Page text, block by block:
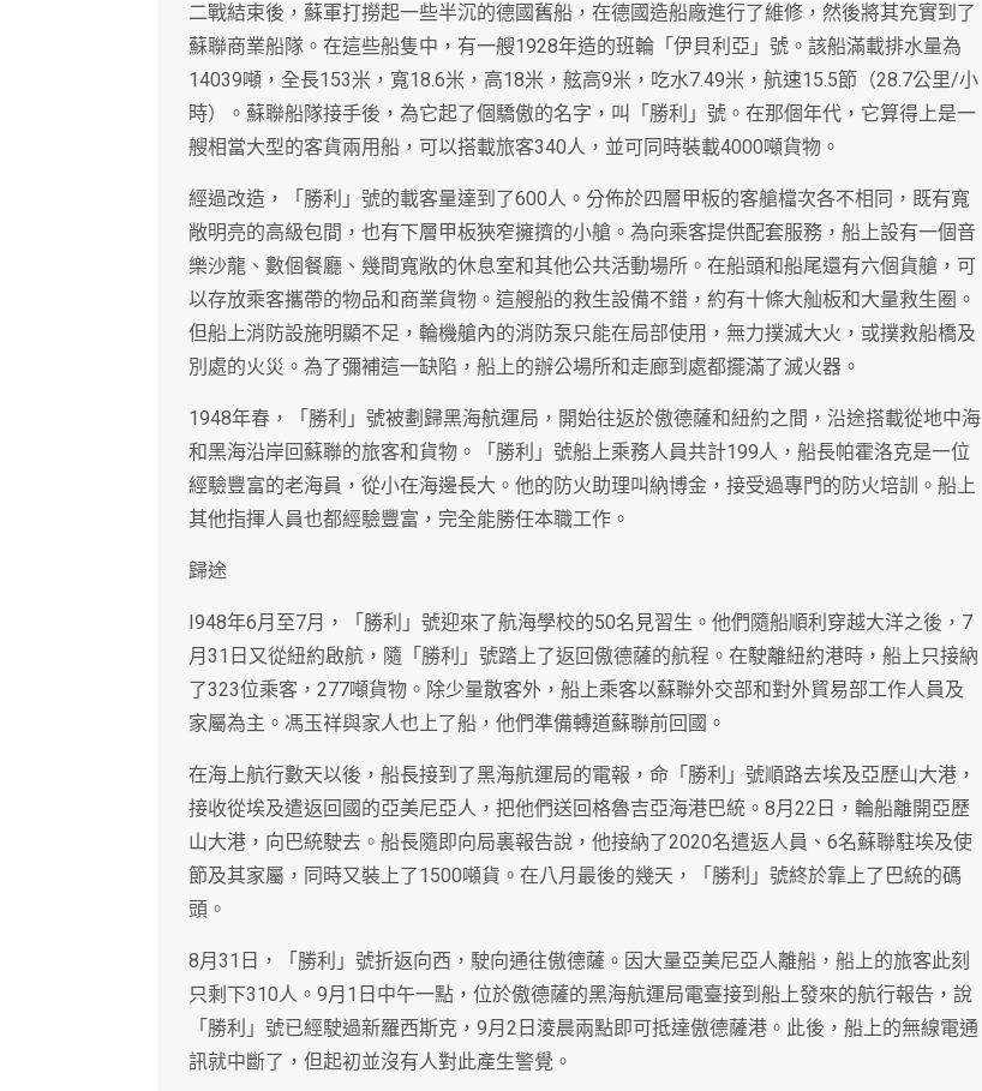
二戰結束後，蘇軍打撈起一些半沉的德國舊船，在德國造船廠進行了維修，然後將其充實到了
蘇聯商業船隊。在這些船隻中，有一艘1928年造的班輪「伊貝利亞」號。該船滿載排水量為
14039噸，全長153米，寬18.6米，高18米，舷高9米，吃水7.49米，航速15.5節（28.7公里/小
時）。蘇聯船隊接手後，為它起了個驕傲的名字，叫「勝利」號。在那個年代，它算得上是一
艘相當大型的客貨兩用船，可以搭載旅客340人，並可同時裝載4000噸貨物。
經過改造，「勝利」號的載客量達到了600人。分佈於四層甲板的客艙檔次各不相同，既有寬
敞明亮的高級包間，也有下層甲板狹窄擁擠的小艙。為向乘客提供配套服務，船上設有一個音
樂沙龍、數個餐廳、幾間寬敞的休息室和其他公共活動場所。在船頭和船尾還有六個貨艙，可
以存放乘客攜帶的物品和商業貨物。這艘船的救生設備不錯，約有十條大舢板和大量救生圈。
但船上消防設施明顯不足，輪機艙內的消防泵只能在局部使用，無力撲滅大火，或撲救船橋及
別處的火災。為了彌補這一缺陷，船上的辦公場所和走廊到處都擺滿了滅火器。
1948年春，「勝利」號被劃歸黑海航運局，開始往返於傲德薩和紐約之間，沿途搭載從地中海
和黑海沿岸回蘇聯的旅客和貨物。「勝利」號船上乘務人員共計199人，船長帕霍洛克是一位
經驗豐富的老海員，從小在海邊長大。他的防火助理叫納博金，接受過專門的防火培訓。船上
其他指揮人員也都經驗豐富，完全能勝任本職工作。
歸途
I948年6月至7月，「勝利」號迎來了航海學校的50名見習生。他們隨船順利穿越大洋之後，7
月31日又從紐約啟航，隨「勝利」號踏上了返回傲德薩的航程。在駛離紐約港時，船上只接納
了323位乘客，277噸貨物。除少量散客外，船上乘客以蘇聯外交部和對外貿易部工作人員及
家屬為主。馮玉祥與家人也上了船，他們準備轉道蘇聯前回國。
在海上航行數天以後，船長接到了黑海航運局的電報，命「勝利」號順路去埃及亞歷山大港，
接收從埃及遣返回國的亞美尼亞人，把他們送回格魯吉亞海港巴統。8月22日，輪船離開亞歷
山大港，向巴統駛去。船長隨即向局裏報告說，他接納了2020名遣返人員、6名蘇聯駐埃及使
節及其家屬，同時又裝上了1500噸貨。在八月最後的幾天，「勝利」號終於靠上了巴統的碼
頭。
8月31日，「勝利」號折返向西，駛向通往傲德薩。因大量亞美尼亞人離船，船上的旅客此刻
只剩下310人。9月1日中午一點，位於傲德薩的黑海航運局電臺接到船上發來的航行報告，說
「勝利」號已經駛過新羅西斯克，9月2日淩晨兩點即可抵達傲德薩港。此後，船上的無線電通
訊就中斷了，但起初並沒有人對此產生警覺。